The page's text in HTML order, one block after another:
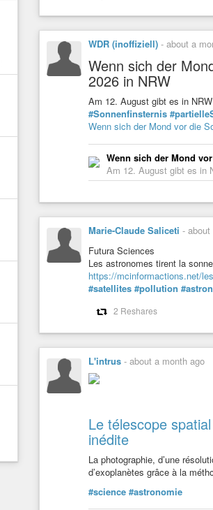
WDR (inoffiziell) - about a
Wenn sich der
2026 in NRW
Am 12. August gibt es in
#Sonnenfinsternis
Wenn sich der Mond vor die
Wenn sich der Mond
Am 12. August gibt es in
Marie-Claude Saliceti -
Futura Sciences
Les astronomes tirent la
https://mcinformactions.net/
#satellites #pollution
2 Reshares
L'intrus - about a month ago
Le télescope
inédite
La photographie, d’une
d’exoplanètes grâce à la
#science #astronomie